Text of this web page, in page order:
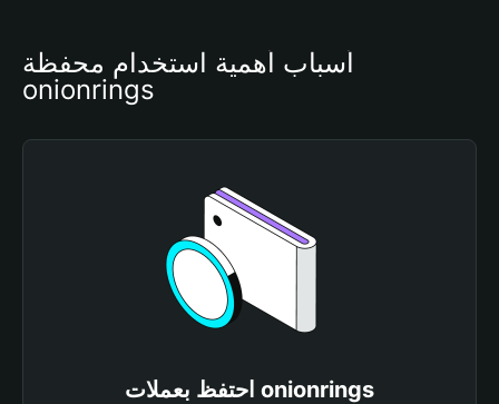
أسباب أهمية استخدام محفظة
onionrings
احتفظ بعملات onionrings